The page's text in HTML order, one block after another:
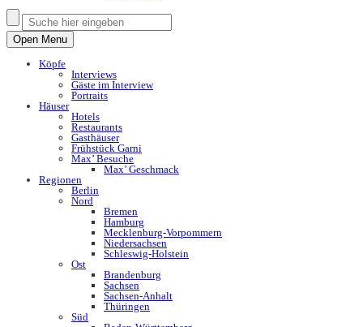
Open Menu
Köpfe
Interviews
Gäste im Interview
Portraits
Häuser
Hotels
Restaurants
Gasthäuser
Frühstück Garni
Max’ Besuche
Max’ Geschmack
Regionen
Berlin
Nord
Bremen
Hamburg
Mecklenburg-Vorpommern
Niedersachsen
Schleswig-Holstein
Ost
Brandenburg
Sachsen
Sachsen-Anhalt
Thüringen
Süd